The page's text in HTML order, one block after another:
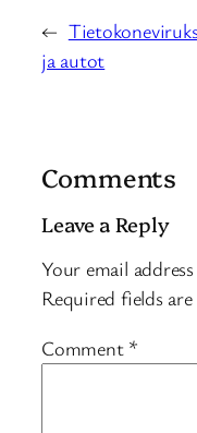
←
ja autot
Comments
Leave a Reply
Your email
Required fields
Comment *